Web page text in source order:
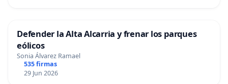
Defender la Alta Alcarria y frenar los parques
eólicos
Sonia Álvarez Ramael
535 firmas
29 Jun 2026